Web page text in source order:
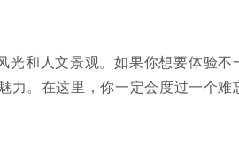
光和人文景观。如果你想要体验不
力。在这里，你一定会度过一个难